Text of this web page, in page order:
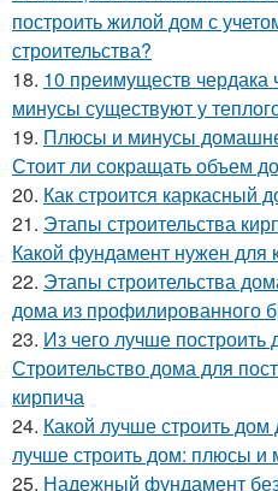
построить жилой дом с
строительства?
18. 10 преимуществ чердака
минусы существуют у
19. Плюсы и минусы
Стоит ли сокращать объем
20. Как строится каркасный
21. Этапы строительства
Какой фундамент нужен для
22. Этапы строительства
дома из профилированного
23. Из чего лучше
Строительство дома для
кирпича
24. Какой лучше строить дом
лучше строить дом: плюсы и
25. Надежный фундамент